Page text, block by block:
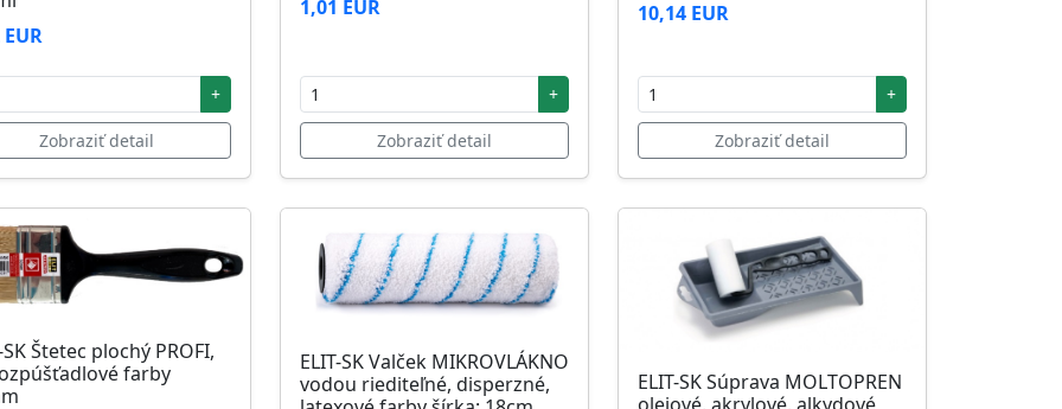
+
Zobraziť detail
1,01 EUR
+
Zobraziť detail
10,14 EUR
+
Zobraziť detail
SK Štetec plochý PROFI,
farby
ELIT-SK Valček MIKROVLÁKNO
vodou riediteľné, disperzné,
ELIT-SK Súprava MOLTOPREN